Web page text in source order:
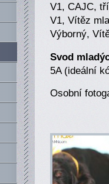
V1, CAJC,
V1, Vítěz
Výborný,
Svod
5A (ideální
Osobní